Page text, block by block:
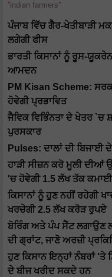
indian farmers
ਪੰਜਾਬ ਵਿੱਚ ਗੈਰ-ਖੇਤੀਬਾੜੀ
ਲਗੇਗੀ ਫੀਸ
ਭਾਰਤੀ ਕਿਸਾਨਾਂ ਨੂੰ ਰੂਸ-
ਆਮਦਨ
PM Kisan Scheme:
ਹੋਵੇਗੀ ਪ੍ਰਭਾਵਿਤ
ਜੈਵਿਕ ਵਿਭਿੰਨਤਾ ਦੇ ਖੇਤਰ `ਚ
ਪੁਰਸਕਾਰ
Pulses: ਦਾਲਾਂ ਦੀ
ਹਾੜੀ ਸੀਜ਼ਨ ਕਰੋ ਮੂਲੀ ਦੀਆਂ
'ਚ ਹੋਵੇਗੀ 1.5 ਲੱਖ ਤੱਕ ਕਮਾਈ
ਕਿਸਾਨਾਂ ਨੂੰ ਹੁਣ ਨਹੀਂ ਰਹੇਗੀ
ਖਰਚੇਗੀ 2.5 ਲੱਖ ਕਰੋੜ ਰੁਪਏ
ਬੋਰਿੰਗ ਅਤੇ ਪੰਪ ਸੈੱਟ ਲਗਾਉਣ
ਦੀ ਗ੍ਰਾਂਟ, ਜਾਣੋ ਅਰਜ਼ੀ
ਹੁਣ ਕਿਸਾਨ ਇਨ੍ਹਾਂ ਨੰਬਰਾਂ 'ਤੇ
ਦੇ ਬੀਜ ਖਰੀਦ ਸਕਦੇ ਹਨ